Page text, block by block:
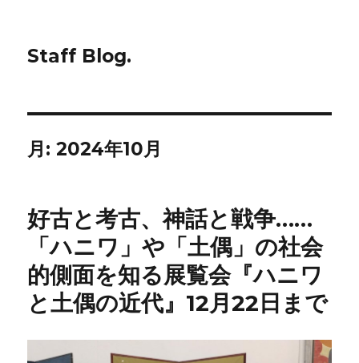
Staff Blog.
月:2024年10月
好古と考古、神話と戦争……
「ハニワ」や「土偶」の社会
的側面を知る展覧会『ハニワ
と土偶の近代』12月22日まで